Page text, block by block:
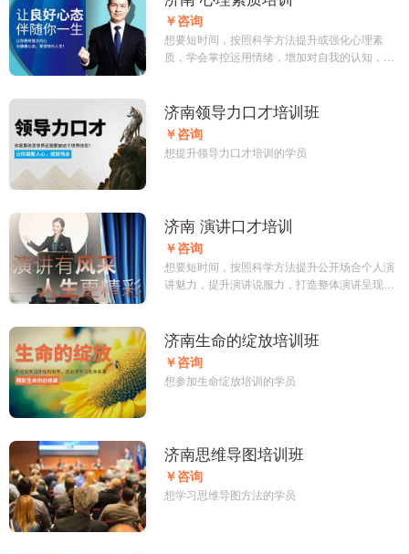
￥咨询
想要短时间，按照科学方法提升或强化心理素
质，学会掌控运用情绪，增加对自我的认知，优
济南领导力口才培训班
￥咨询
想提升领导力口才培训的学员
济南 演讲口才培训
￥咨询
想要短时间，按照科学方法提升公开场合个人演
讲魅力，提升演讲说服力，打造整体演讲呈现，
济南生命的绽放培训班
￥咨询
想参加生命绽放培训的学员
济南思维导图培训班
￥咨询
想学习思维导图方法的学员